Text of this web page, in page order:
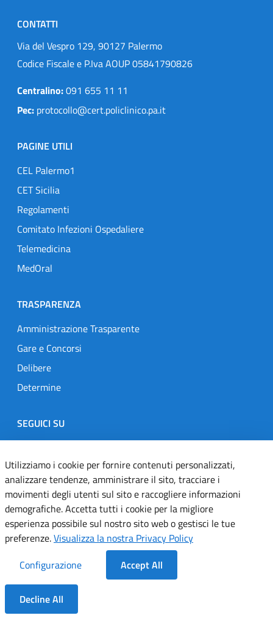
Dentro la Sezione
CONTATTI
Via del Vespro 129, 90127 Palermo
Codice Fiscale e P.Iva AOUP 05841790826
Centralino:091 655 11 11
Pec: protocollo@cert.policlinico.pa.it
PAGINE UTILI
CEL Palermo1
CET Sicilia
Regolamenti
Comitato Infezioni Ospedaliere
Telemedicina
MedOral
TRASPARENZA
Amministrazione Trasparente
Gare e Concorsi
Delibere
Determine
SEGUICI SU
Designers Italia
TwitterInstagramYoutubeLinkedin
Dichiarazione di accessibilità
Informativa cookie
Note legali
Servizi Applicativi
Utilizziamo i cookie per fornire contenuti personalizzati,
analizzare tendenze, amministrare il sito, tracciare i
movimenti degli utenti sul sito e raccogliere informazioni
demografiche. Accetta tutti i cookie per la migliore
esperienza possibile sul nostro sito web o gestisci le tue
preferenze.Visualizza la nostra Privacy Policy
Configurazione
Accept All
Decline All